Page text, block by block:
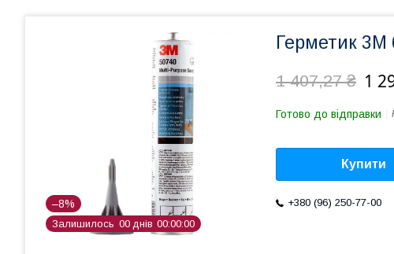
–8%
Залишилось 00 днів 00 00 00
Герметик
1 407,27 ₴ 1
Готово до відправки
Купити
+380 (96) 250-77-00